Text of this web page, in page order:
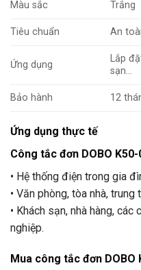
Màu sắc Trắng
Tiêu chuẩn An
Ứng dụng
Lắp
sạn…
Bảo hành 12
Ứng dụng thực tế
Công tắc đơn DOBO
• Hệ thống điện trong gia
• Văn phòng, tòa nhà,
• Khách sạn, nhà hàng,
nghiệp.
Mua công tắc đơn